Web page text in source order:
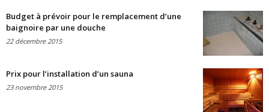
Budget à prévoir pour le remplacement d’une
baignoire par une douche
22 décembre 2015
Prix pour l’installation d’un sauna
23 novembre 2015